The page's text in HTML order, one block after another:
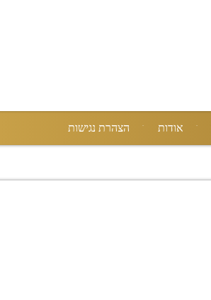
אודות הצהרת נגישות